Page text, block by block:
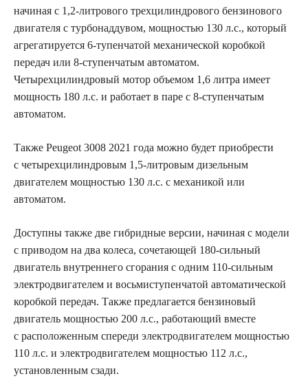
начиная с 1,2-литрового трехцилиндрового бензинового
двигателя с турбонаддувом, мощностью 130 л.с., который
агрегатируется 6-тупенчатой ​​механической коробкой
передач или 8-ступенчатым автоматом.
Четырехцилиндровый мотор объемом 1,6 литра имеет
мощность 180 л.с. и работает в паре с 8-ступенчатым
автоматом.
Также Peugeot 3008 2021 года можно будет приобрести
с четырехцилиндровым 1,5-литровым дизельным
двигателем мощностью 130 л.с. с механикой или
автоматом.
Доступны также две гибридные версии, начиная с модели
с приводом на два колеса, сочетающей 180-сильный
двигатель внутреннего сгорания с одним 110-сильным
электродвигателем и восьмиступенчатой ​​автоматической
коробкой передач. Также предлагается бензиновый
двигатель мощностью 200 л.с., работающий вместе
с расположенным спереди электродвигателем мощностью
110 л.с. и электродвигателем мощностью 112 л.с.,
установленным сзади.